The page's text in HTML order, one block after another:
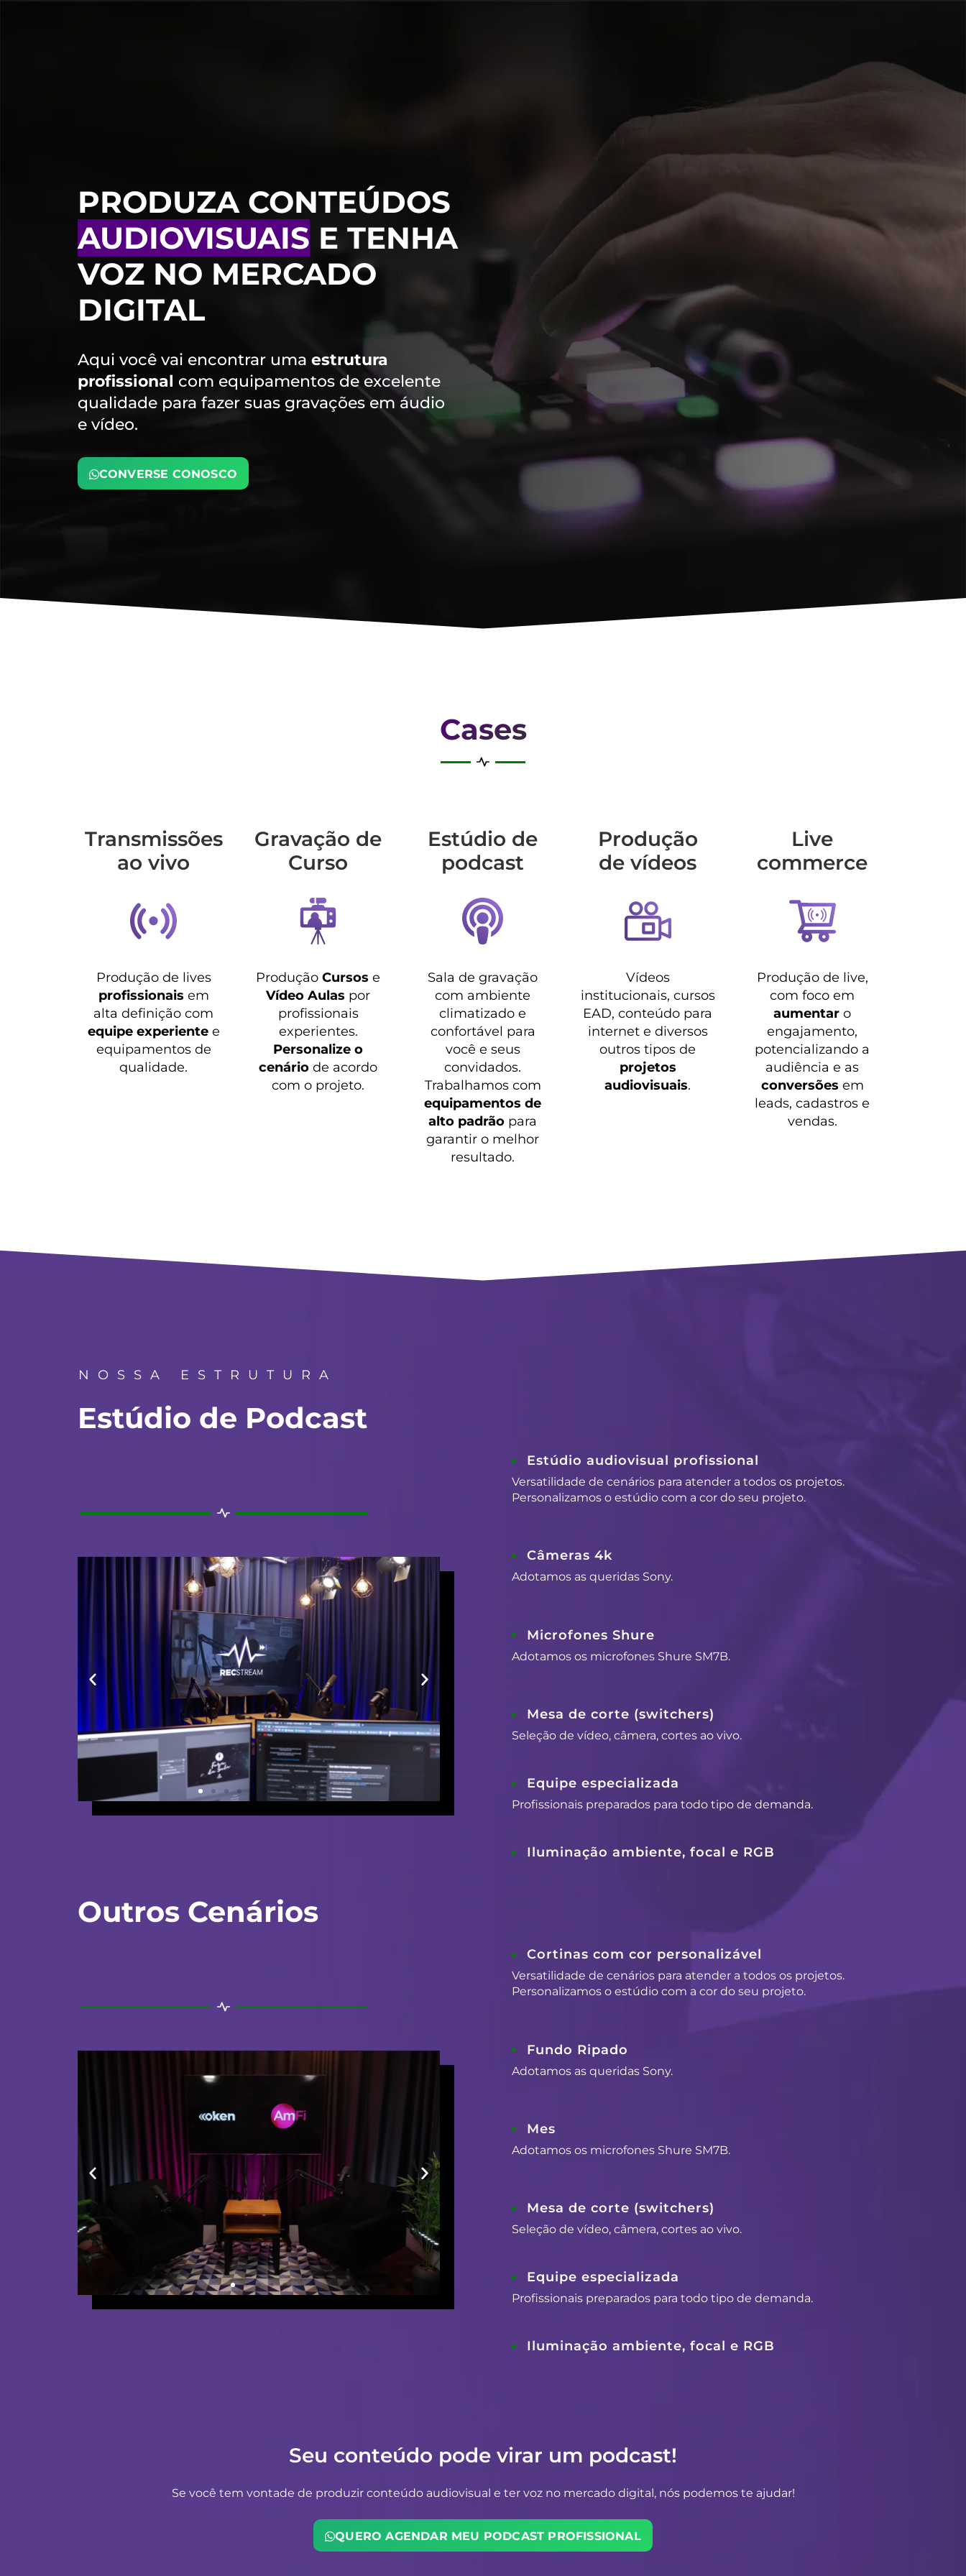
PRODUZA CONTEÚDOS
AUDIOVISUAIS E TENHA
VOZ NO MERCADO
DIGITAL
Aqui você vai encontrar uma estrutura
profissional com equipamentos de excelente
qualidade para fazer suas gravações em áudio
e vídeo.
CONVERSE CONOSCO
Cases
Transmis­sões
ao vivo
Produção de lives
profissionais em
alta definição com
equipe experientee
equipamentos de
qualidade.
Gravação de
Curso
ProduçãoCursos e
Vídeo Aulas por
profissionais
experientes.
Personalize o
cenário de acordo
com o projeto.
Estúdio de
podcast
Sala de gravação
com ambiente
climatizado e
confortável para
você e seus
convidados.
Trabalhamos com
equipamentos de
alto padrão para
garantir o melhor
resultado.
Produção
de vídeos
Vídeos
institucionais, cursos
EAD, conteúdo para
internet e diversos
outros tipos de
projetos
audiovisuais.
Live
commerce
Produção de live,
com foco em
aumentar o
engajamento,
potencializando a
audiência e as
conversões em
leads, cadastros e
vendas.
NOSSA ESTRUTURA
Estúdio de Podcast
Estúdio audiovisual profissional
Versatilidade de cenários para atender a todos os projetos.
Personalizamos o estúdio com a cor do seu projeto.
Câmeras 4k
Adotamos as queridas Sony.
Microfones Shure
Adotamos os microfones Shure SM7B.
Mesa de corte (switchers)
Seleção de vídeo, câmera, cortes ao vivo.
Equipe especializada
Profissionais preparados para todo tipo de demanda.
Iluminação ambiente, focal e RGB
Outros Cenários
Cortinas com cor personalizável
Versatilidade de cenários para atender a todos os projetos.
Personalizamos o estúdio com a cor do seu projeto.
Fundo Ripado
Adotamos as queridas Sony.
Mes
Adotamos os microfones Shure SM7B.
Mesa de corte (switchers)
Seleção de vídeo, câmera, cortes ao vivo.
Equipe especializada
Profissionais preparados para todo tipo de demanda.
Iluminação ambiente, focal e RGB
Seu conteúdo pode virar um podcast!
Se você tem vontade de produzir conteúdo audiovisual e ter voz no mercado digital, nós podemos te ajudar!
QUERO AGENDAR MEU PODCAST PROFISSIONAL